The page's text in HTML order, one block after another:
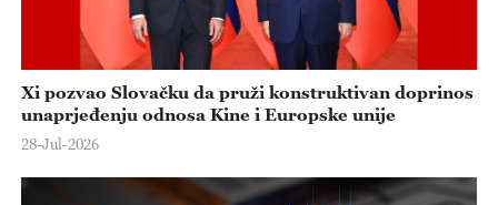
Xi pozvao Slovačku da pruži konstruktivan doprinos
unaprjeđenju odnosa Kine i Europske unije
28-Jul-2026